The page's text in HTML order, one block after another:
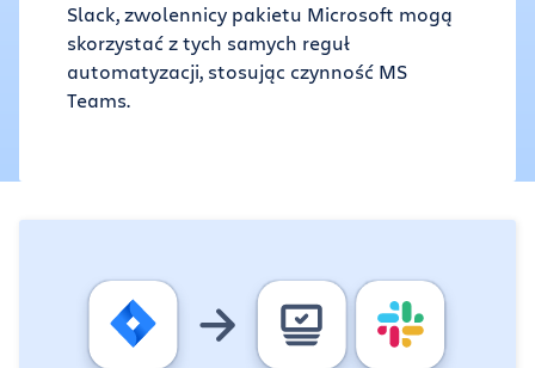
Slack, zwolennicy pakietu Microsoft mogą
skorzystać z tych samych reguł
automatyzacji, stosując czynność MS
Teams.